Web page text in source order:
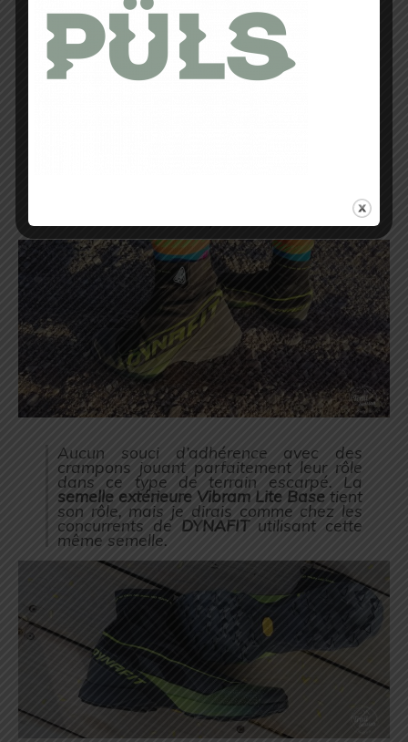
Outre cette guêtre, un poids d’environ
280grdonc on va dire pas un gros bébé
mais poids correct dans cette catégorie
de chaussures.
Je passe volontairement sur le
autant dire que j’ai été bien servi dans
Aucun souci d’adhérence avec des
crampons jouant parfaitement leur rôle
dans ce type de terrain escarpé. La
semelle extérieure Vibram Lite Base tient
son rôle, mais je dirais comme chez les
concurrents de DYNAFITutilisant cette
même semelle.